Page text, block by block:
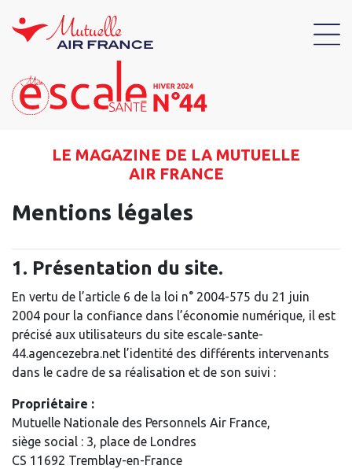
LE MAGAZINE DE LA MUTUELLE
AIR FRANCE
Mentions légales
1. Présentation du site.
En vertu de l’article 6 de la loi n° 2004-575 du 21 juin
2004 pour la confiance dans l’économie numérique, il est
précisé aux utilisateurs du site escale-sante-
44.agencezebra.net l’identité des différents intervenants
dans le cadre de sa réalisation et de son suivi :
Propriétaire :
Mutuelle Nationale des Personnels Air France,
siège social : 3, place de Londres
CS 11692 Tremblay-en-France